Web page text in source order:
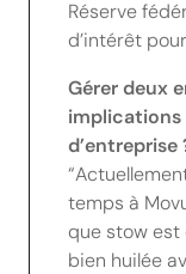
Réserve
d’intérêt
Gérer deux
implications
d’entreprise
temps à
que stow est
bien huilée